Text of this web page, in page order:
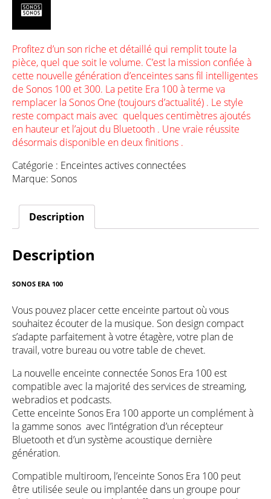
Profitez d’un son riche et détaillé qui remplit toute la
pièce, quel que soit le volume. C’est la mission confiée à
cette nouvelle génération d’enceintes sans fil intelligentes
de Sonos 100 et 300. La petite Era 100 à terme va
remplacer la Sonos One (toujours d’actualité) . Le style
reste compact mais avec quelques centimètres ajoutés
en hauteur et l’ajout du Bluetooth . Une vraie réussite
désormais disponible en deux finitions .
Catégorie : Enceintes actives connectées
Marque: Sonos
Description
Description
SONOS ERA 100
Vous pouvez placer cette enceinte partout où vous
souhaitez écouter de la musique. Son design compact
s’adapte parfaitement à votre étagère, votre plan de
travail, votre bureau ou votre table de chevet.
La nouvelle enceinte connectée Sonos Era 100 est
compatible avec la majorité des services de streaming,
webradios et podcasts.
Cette enceinte Sonos Era 100 apporte un complément à
la gamme sonos avec l’intégration d’un récepteur
Bluetooth et d’un système acoustique dernière
génération.
Compatible multiroom, l’enceinte Sonos Era 100 peut
être utilisée seule ou implantée dans un groupe pour